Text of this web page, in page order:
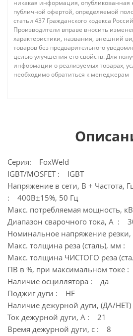
никакая информация, опубликованная
публичной офертой, определяемой
статьи 437 Гражданского кодекса
Производители вправе вносить
характеристики, названия, внешний
товаров без предварительного
целью улучшения его свойств. Для
информации о реализуемых товарах,
необходимо обратиться к менеджерам
Серия: FoxWeld
IGBT/MOSFET : IGBT
Напряжение в сети, В + Частота,
: 400В±15%, 50 Гц
Макс. потребляемая мощность,
Диапазон сварочного тока, А :
Номинальное напряжение
Макс. толщина реза (сталь), мм :
Макс. толщина ЧИСТОГО реза
ПВ в %, при максимальном токе
Наличие осциллятора : да
Поджиг дуги : HF
Наличие дежурной дуги, (ДА/
Ток дежурной дуги, А : 21
Время дежурной дуги, с : 8